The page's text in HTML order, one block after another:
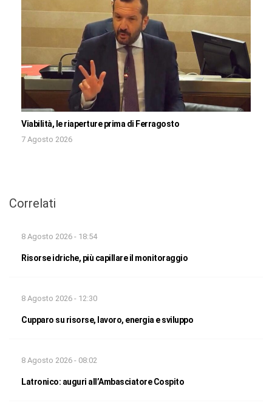
Viabilità, le riaperture prima di Ferragosto
7 Agosto 2026
Correlati
8 Agosto 2026 - 18:54
Risorse idriche, più capillare il monitoraggio
8 Agosto 2026 - 12:30
Cupparo su risorse, lavoro, energia e sviluppo
8 Agosto 2026 - 08:02
Latronico: auguri all’Ambasciatore Cospito